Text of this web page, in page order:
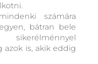
számára
bátran bele
azok is, akik eddig